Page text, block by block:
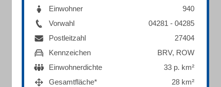
Einwohner
940
Vorwahl
04281 - 04285
Postleitzahl
27404
Kennzeichen
BRV, ROW
Einwohnerdichte
33 p. km²
Gesamtfläche*
28 km²